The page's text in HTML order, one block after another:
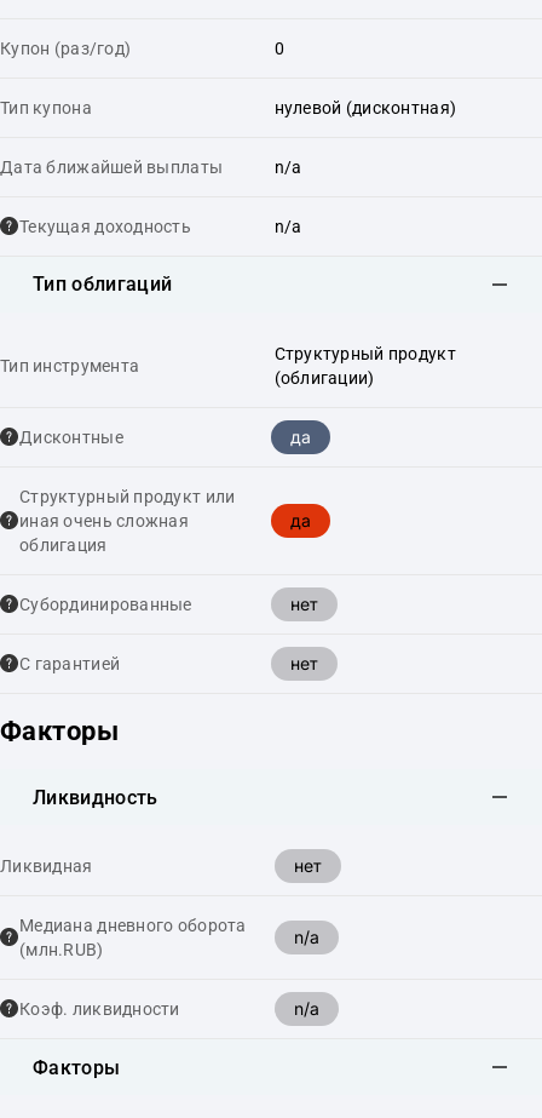
Купон (раз/год) 0
Тип купона нулевой (дисконтная)
Дата ближайшей выплаты n/a
Текущая доходность n/a
Тип облигаций
Тип инструмента
Структурный продукт
(облигации)
Дисконтные да
Структурный продукт или
иная очень сложная
облигация
да
Cубординированные нет
С гарантией нет
Факторы
Ликвидность
Ликвидная нет
Медиана дневного оборота
(млн.RUB)
n/a
Коэф. ликвидности n/a
Факторы